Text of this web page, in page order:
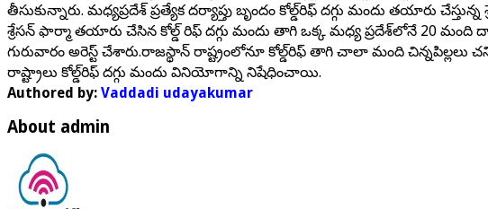
తీసుకున్నారు. మధ్యప్రదేశ్ ప్రత్యేక దర్యాప్తు బృందం కోల్డ్‌రిఫ్ దగ్గు మందు తయారు
శ్రేసన్ ఫార్మా తయారు చేసిన కోల్డ్ రిఫ్ దగ్గు మందు తాగి ఒక్క మధ్య ప్రదేశ్‌లోనే 20
గురువారం అరెస్ట్ చేశారు.రాజస్థాన్ రాష్ట్రంలోనూ కోల్డ్‌రిఫ్ తాగి చాలా మంది చిన్నపిల్లలు
రాష్ట్రాలు కోల్డ్‌రిఫ్ దగ్గు మందు వినియోగాన్ని నిషేధించాయి.
Authored by: Vaddadi udayakumar
About admin